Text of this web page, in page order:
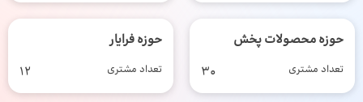
حوزه محصولات پخش
تعداد مشتری 30
حوزه فرایار
تعداد مشتری 12